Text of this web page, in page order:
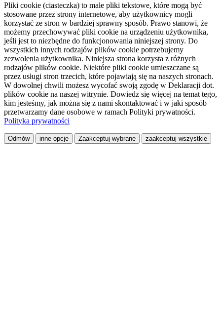
Pliki cookie (ciasteczka) to małe pliki tekstowe, które mogą być
stosowane przez strony internetowe, aby użytkownicy mogli
korzystać ze stron w bardziej sprawny sposób. Prawo stanowi, że
możemy przechowywać pliki cookie na urządzeniu użytkownika,
jeśli jest to niezbędne do funkcjonowania niniejszej strony. Do
wszystkich innych rodzajów plików cookie potrzebujemy
zezwolenia użytkownika. Niniejsza strona korzysta z różnych
rodzajów plików cookie. Niektóre pliki cookie umieszczane są
przez usługi stron trzecich, które pojawiają się na naszych stronach.
W dowolnej chwili możesz wycofać swoją zgodę w Deklaracji dot.
plików cookie na naszej witrynie. Dowiedz się więcej na temat tego,
kim jesteśmy, jak można się z nami skontaktować i w jaki sposób
przetwarzamy dane osobowe w ramach Polityki prywatności.
Polityka prywatności
Odmów inne opcje Zaakceptuj wybrane zaakceptuj wszystkie